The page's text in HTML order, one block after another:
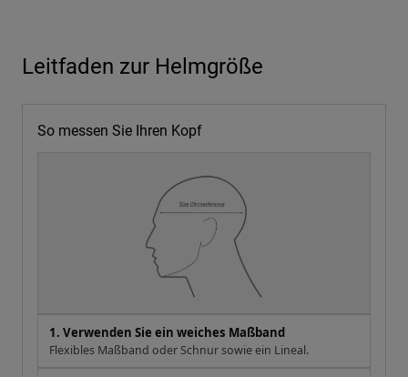
Leitfaden zur Helmgröße
So messen Sie Ihren Kopf
1. Verwenden Sie ein weiches Maßband
Flexibles Maßband oder Schnur sowie ein Lineal.